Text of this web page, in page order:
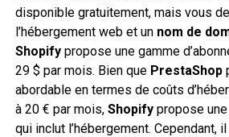
disponible gratuitement, mais vous
l’hébergement web et un nom de
Shopifypropose une gamme
29 $ par mois. Bien que PrestaShop
abordable en termes de coûts
à 20 € par mois, Shopifypropose
qui inclut l’hébergement. Cependant,